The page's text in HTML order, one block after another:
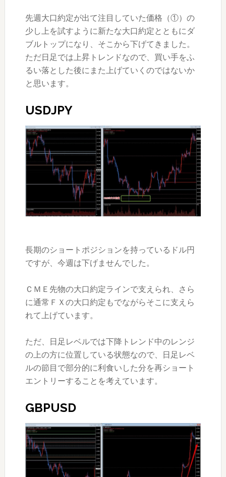
先週大口約定が出て注目していた価格（①）の
少し上を試すように新たな大口約定とともにダ
ブルトップになり、そこから下げてきました。
ただ日足では上昇トレンドなので、買い手をふ
るい落とした後にまた上げていくのではないか
と思います。
USDJPY
長期のショートポジションを持っているドル円
ですが、今週は下げませんでした。
ＣＭＥ先物の大口約定ラインで支えられ、さら
に通常ＦＸの大口約定もでながらそこに支えら
れて上げています。
ただ、日足レベルでは下降トレンド中のレンジ
の上の方に位置している状態なので、日足レベ
ルの節目で部分的に利食いした分を再ショート
エントリーすることを考えています。
GBPUSD